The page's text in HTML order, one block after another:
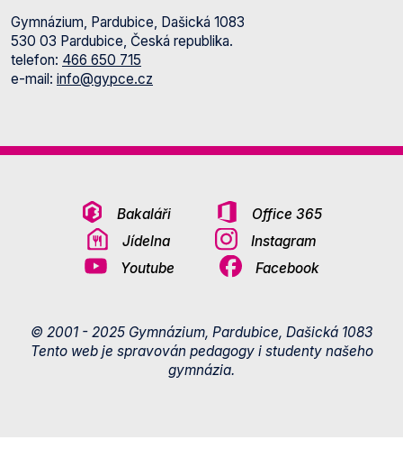
Gymnázium, Pardubice, Dašická 1083
530 03 Pardubice, Česká republika.
telefon: 466 650 715
e-mail: info@gypce.cz
Bakaláři
Office 365
Jídelna
Instagram
Youtube
Facebook
© 2001 - 2025 Gymnázium, Pardubice, Dašická 1083
Tento web je spravován pedagogy i studenty našeho
gymnázia.